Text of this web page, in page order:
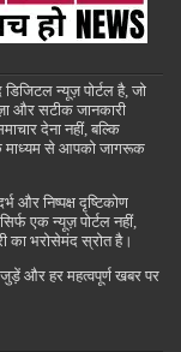
न्यूज़ पोर्टल है, जो
और सटीक जानकारी
देना नहीं, बल्कि
माध्यम से आपको जागरूक
और निष्पक्ष दृष्टिकोण
एक न्यूज़ पोर्टल नहीं,
का भरोसेमंद स्रोत है।
और हर महत्वपूर्ण खबर पर